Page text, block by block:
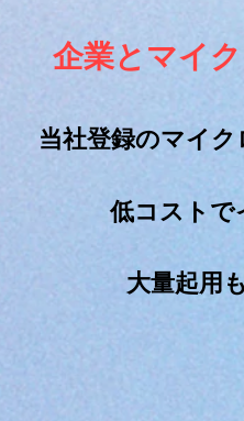
企業とマイ
当社登録のマイ
低コストで
大量起用